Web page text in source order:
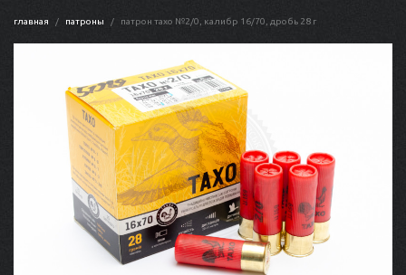
главная патроны патрон тахо №2/0, калибр 16/70, дробь 28 г